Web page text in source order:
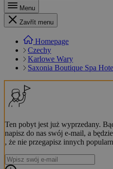
Menu
Zavřít menu
Homepage
Czechy
Karlowe Wary
Saxonia Boutique Spa
Ten pobyt jest już wyprzedany.
napisz do nas swój e-mail, a
, że nie przegapisz innych